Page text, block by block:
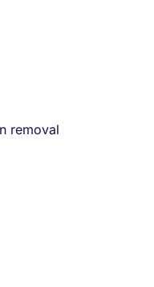
removal